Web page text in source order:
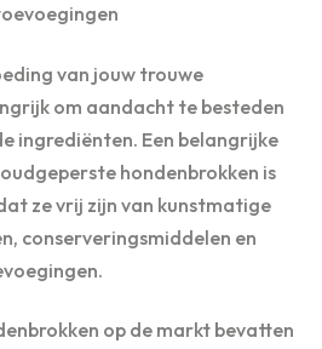
van jouw trouwe
om aandacht te besteden
ingrediënten. Een belangrijke
hondenbrokken is
ze vrij zijn van kunstmatige
conserveringsmiddelen en
op de markt bevatten